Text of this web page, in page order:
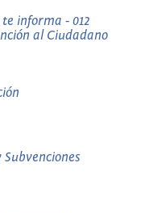
informa - 012
al Ciudadano
Subvenciones